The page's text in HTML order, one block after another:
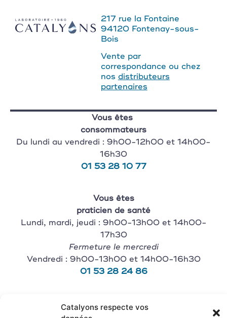
Catalyons respecte vos
217 rue la Fontaine
94120 Fontenay-sous-
Bois
Vente par
correspondance ou chez
nos distributeurs
partenaires
Vous êtes
consommateurs
Du lundi au vendredi : 9h00-12h00 et 14h00-
16h30
01 53 28 10 77
Vous êtes
praticien de santé
Lundi, mardi, jeudi : 9h00-13h00 et 14h00-
17h30
Fermeture le mercredi
Vendredi : 9h00-13h00 et 14h00-16h30
01 53 28 24 86
Vous êtes
magasin revendeur